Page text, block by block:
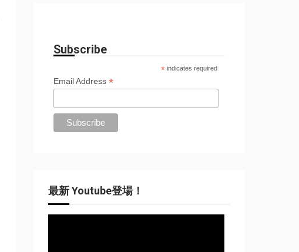
Subscribe
* indicates required
Email Address *
最新 Youtube登場！